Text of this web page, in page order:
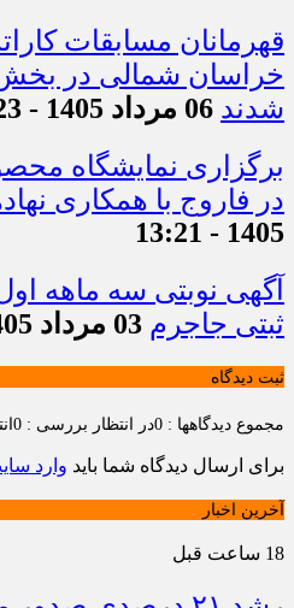
قهرمانان مسابقات
خراسان شمالی در بخش
شدند 06 مرداد 1405 - 12:23
برگزاری نمایشگاه
در فاروج با همکاری
1405 - 13:21
ثبتی جاجرم 03 مرداد 1405 - 1:43
ثبت دیدگاه
مجموع دیدگاهها : 0 در انتظار بررسی : 0
برای ارسال دیدگاه شما باید وارد
آخرین اخبار
18 ساعت قبل